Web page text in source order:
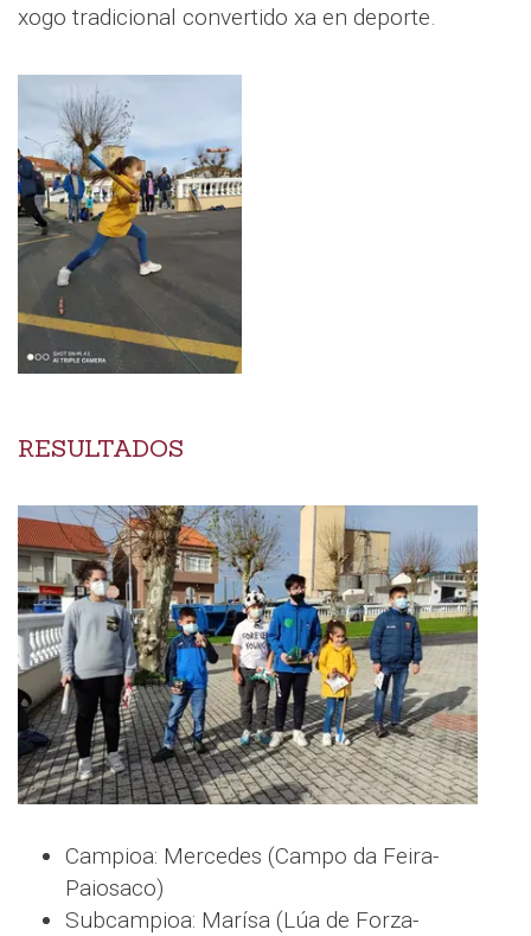
xogo tradicional convertido xa en deporte.
RESULTADOS
Campioa: Mercedes (Campo da Feira-
Paiosaco)
Subcampioa: Marísa (Lúa de Forza-